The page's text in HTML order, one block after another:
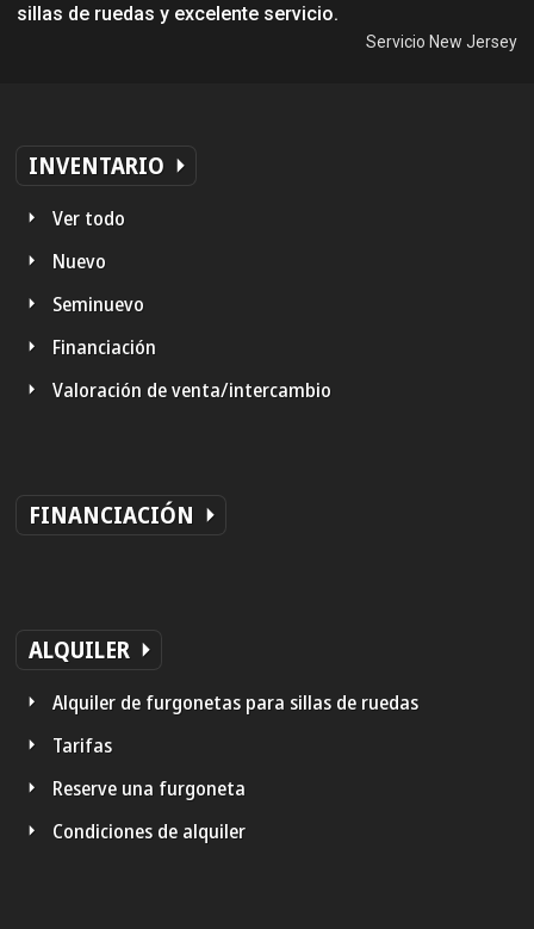
sillas de ruedas y excelente servicio.
Servicio New Jersey
INVENTARIO
Ver todo
Nuevo
Seminuevo
Financiación
Valoración de venta/intercambio
FINANCIACIÓN
ALQUILER
Alquiler de furgonetas para sillas de ruedas
Tarifas
Reserve una furgoneta
Condiciones de alquiler